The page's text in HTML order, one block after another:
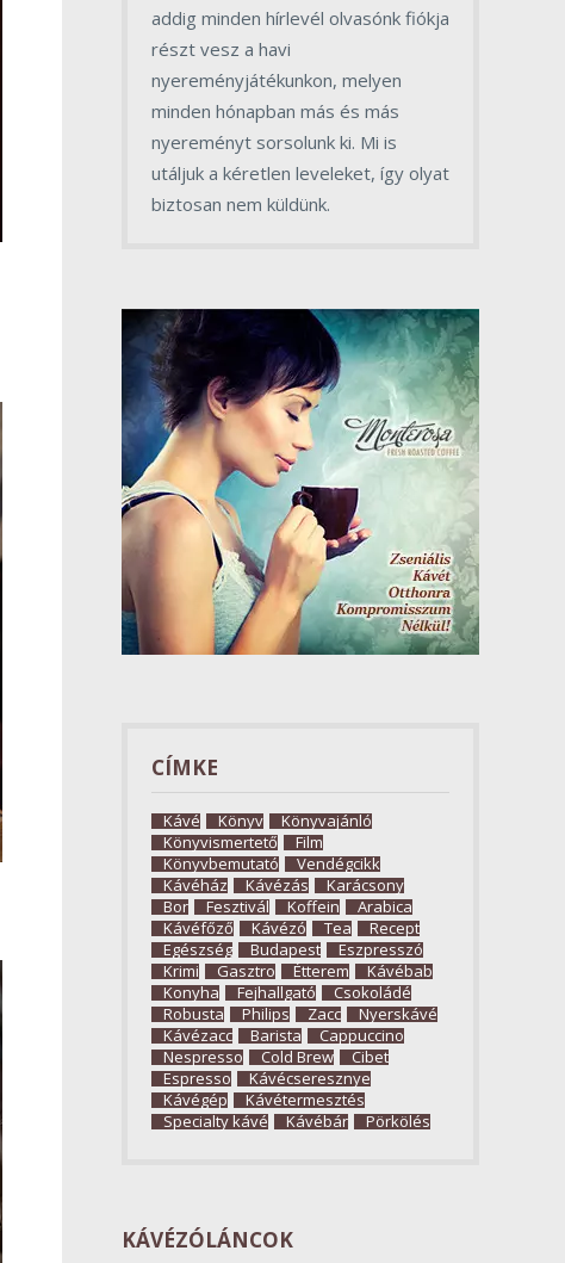
addig minden hírlevél olvasónk fiókja
részt vesz a havi
nyereményjátékunkon, melyen
minden hónapban más és más
nyereményt sorsolunk ki. Mi is
utáljuk a kéretlen leveleket, így olyat
biztosan nem küldünk.
CÍMKE
Kávé Könyv
Könyvajánló
Könyvismertető
Film
Könyvbemutató
Vendégcikk
Kávéház
Kávézás
Karácsony
Bor
Fesztivál Koffein
Arabica
Kávéfőző
Kávézó Tea
Recept
Egészség
Budapest
Eszpresszó
Krimi
Gasztro Étterem
Kávébab
Konyha
Fejhallgató
Csokoládé
Robusta
Philips Zacc
Nyerskávé
Kávézacc
Barista
Cappuccino
Nespresso
Cold Brew
Cibet
Espresso
Kávécseresznye
Kávégép
Kávétermesztés
Specialty kávé
Kávébár Pörkölés
KÁVÉZÓLÁNCOK